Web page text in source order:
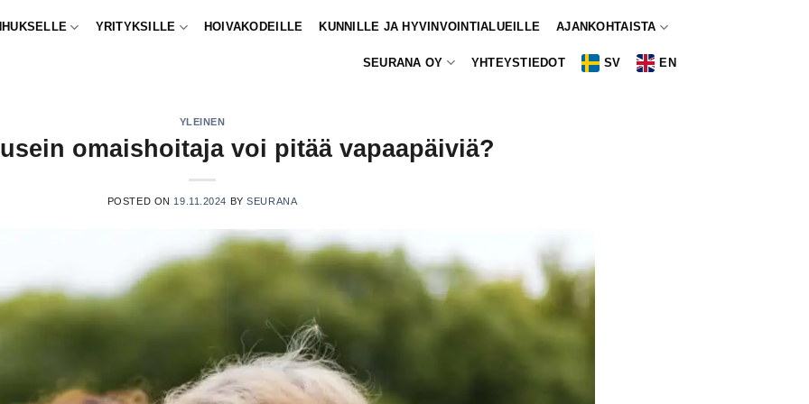
YRITYKSILLE HOIVAKODEILLE KUNNILLE JA HYVINVOINTIALUEILLE AJANKOHTAISTA
SEURANA OY YHTEYSTIEDOT SV EN
YLEINEN
omaishoitaja voi pitää vapaapäiviä?
POSTED ON 19.11.2024 BYSEURANA